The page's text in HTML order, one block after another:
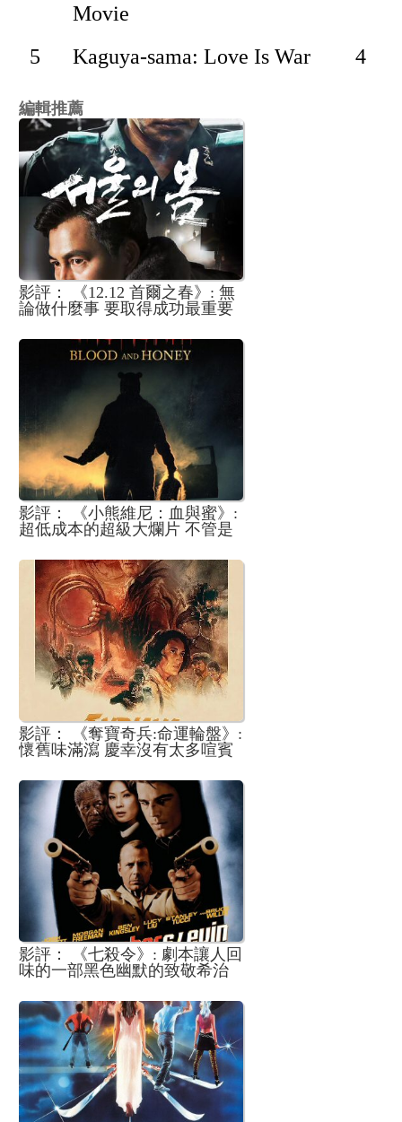
Movie
5 Kaguya-sama: Love Is War 4
編輯推薦
影評： 《12.12 首爾之春》: 無
論做什麼事 要取得成功最重要
影評： 《小熊維尼：血與蜜》:
超低成本的超級大爛片 不管是
影評： 《奪寶奇兵:命運輪盤》:
懷舊味滿瀉 慶幸沒有太多喧賓
影評： 《七殺令》: 劇本讓人回
味的一部黑色幽默的致敬希治